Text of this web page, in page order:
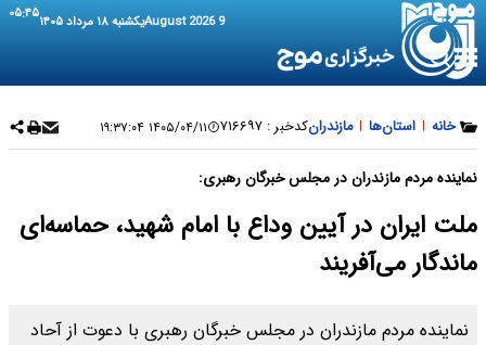
9 August 2026 یکشنبه ۱۸ مرداد ۱۴۰۵ ۰۵:۴۵
خانه | استان‌ها | مازندرانکدخبر : ۷۱۶۶۹۷ ۱۴۰۵/۰۴/۱۱ ۱۹:۳۷:۰۴
نماینده مردم مازندران در مجلس خبرگان رهبری:
ملت ایران در آیین وداع با امام شهید، حماسه‌ای
ماندگار می‌آفریند
نماینده مردم مازندران در مجلس خبرگان رهبری با دعوت از آحاد